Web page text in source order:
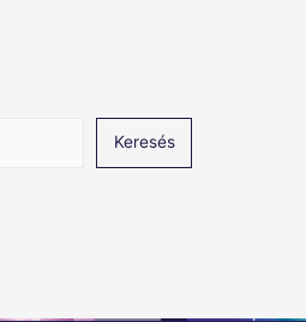
Keresés